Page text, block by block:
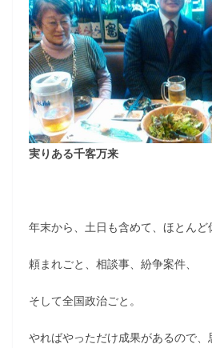
実りある千客万来
年末から、土日も含めて、ほとんど
頼まれごと、相談事、紛争案件、
そして全国政治ごと。
やればやっただけ成果があるので